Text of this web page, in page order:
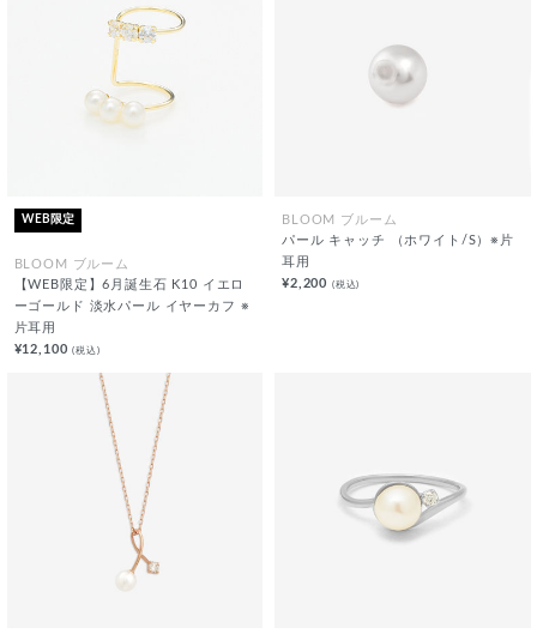
WEB限定
BLOOM ブルーム
【WEB限定】6月誕生石 K10 イエロ
ーゴールド 淡水パール イヤーカフ ※
片耳用
¥12,100(税込)
BLOOM ブルーム
パール キャッチ （ホワイト/S）※片
耳用
¥2,200 (税込)